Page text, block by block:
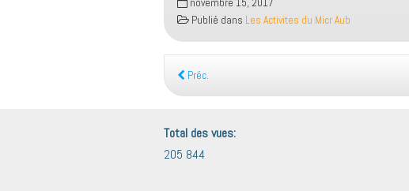
novembre 15, 2017
Publié dans Les Activites du Micr Aub
Préc.
Total des vues:
205 844